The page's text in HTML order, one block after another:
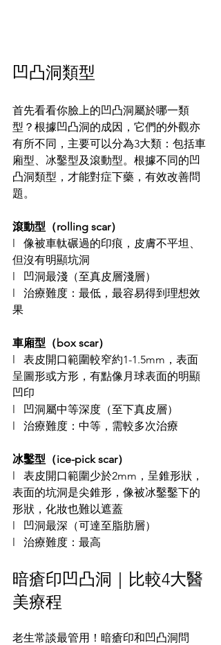
凹凸洞類型
首先看看你臉上的凹凸洞屬於哪一類
型？根據凹凸洞的成因，它們的外觀亦
有所不同，主要可以分為3大類：包括車
廂型、冰鑿型及滾動型。根據不同的凹
凸洞類型，才能對症下藥，有效改善問
題。
滾動型（rolling scar）
l   像被車軚碾過的印痕，皮膚不平坦、
但沒有明顯坑洞
l   凹洞最淺（至真皮層淺層）
l   治療難度：最低，最容易得到理想效
果
車廂型（box scar）
l   表皮開口範圍較窄約1-1.5mm，表面
呈圖形或方形，有點像月球表面的明顯
凹印
l   凹洞屬中等深度（至下真皮層）
l   治療難度：中等，需較多次治療
冰鑿型（ice-pick scar）
l   表皮開口範圍少於2mm，呈錐形狀，
表面的坑洞是尖錐形，像被冰鑿鑿下的
形狀，化妝也難以遮蓋
l   凹洞最深（可達至脂肪層）
l   治療難度：最高
暗瘡印凹凸洞｜比較4大醫
美療程
老生常談最管用！暗瘡印和凹凸洞問